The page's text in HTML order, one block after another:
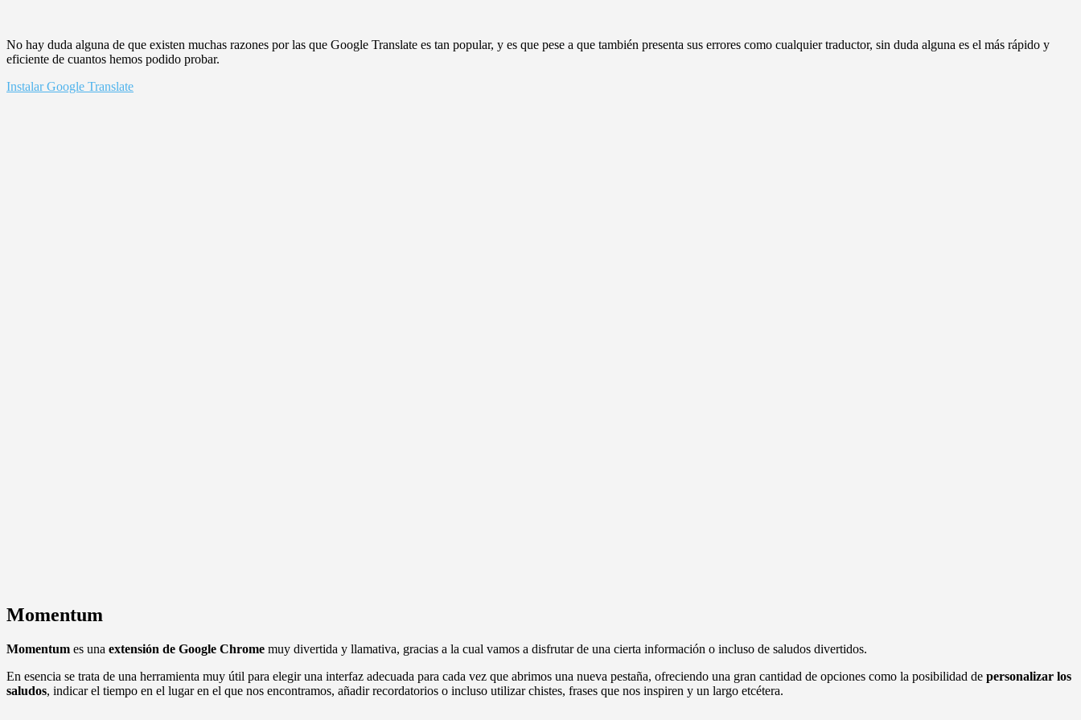
No hay duda alguna de que existen muchas razones por las que Google Translate es tan popular, y es que pese a que también presenta sus errores como cualquier traductor, sin duda alguna es el más rápido y
eficiente de cuantos hemos podido probar.
Instalar Google Translate
Momentum
Momentum es una extensión de Google Chrome muy divertida y llamativa, gracias a la cual vamos a disfrutar de una cierta información o incluso de saludos divertidos.
En esencia se trata de una herramienta muy útil para elegir una interfaz adecuada para cada vez que abrimos una nueva pestaña, ofreciendo una gran cantidad de opciones como la posibilidad de personalizar los
saludos, indicar el tiempo en el lugar en el que nos encontramos, añadir recordatorios o incluso utilizar chistes, frases que nos inspiren y un largo etcétera.